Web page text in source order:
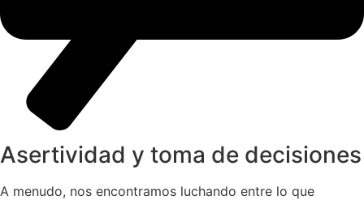
Asertividad y toma de decisiones
A menudo, nos encontramos luchando entre lo que